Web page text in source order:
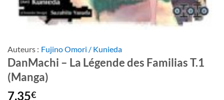
Auteurs : Fujino Omori / Kunieda
DanMachi – La Légende des Familias T.1
(Manga)
7,35€